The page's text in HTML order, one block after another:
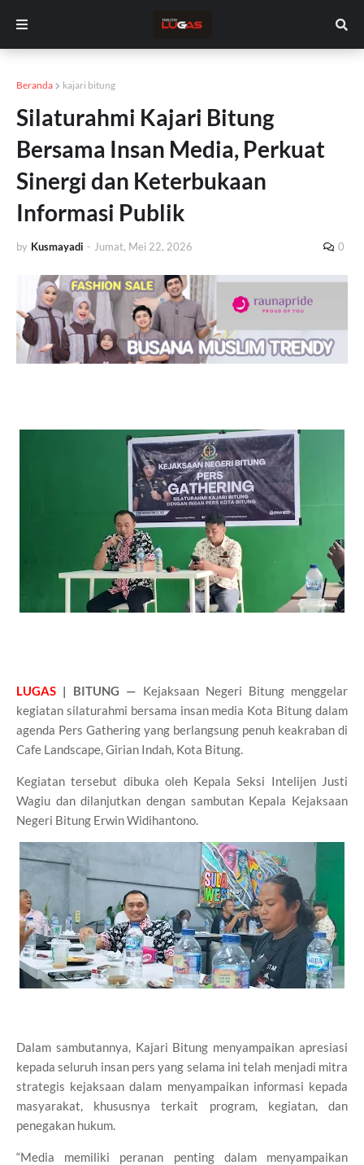
Beranda kajari bitung
Silaturahmi Kajari Bitung
Bersama Insan Media, Perkuat
Sinergi dan Keterbukaan
Informasi Publik
by Kusmayadi - Jumat, Mei 22, 2026 0
LUGAS | BITUNG — Kejaksaan Negeri Bitung menggelar
kegiatan silaturahmi bersama insan media Kota Bitung dalam
agenda Pers Gathering yang berlangsung penuh keakraban di
Cafe Landscape, Girian Indah, Kota Bitung.
Kegiatan tersebut dibuka oleh Kepala Seksi Intelijen Justi
Wagiu dan dilanjutkan dengan sambutan Kepala Kejaksaan
Negeri Bitung Erwin Widihantono.
Dalam sambutannya, Kajari Bitung menyampaikan apresiasi
kepada seluruh insan pers yang selama ini telah menjadi mitra
strategis kejaksaan dalam menyampaikan informasi kepada
masyarakat, khususnya terkait program, kegiatan, dan
penegakan hukum.
“Media memiliki peranan penting dalam menyampaikan